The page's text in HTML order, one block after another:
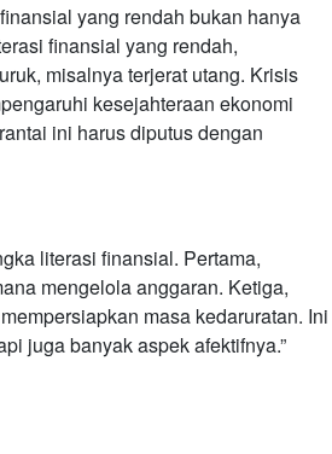
yang rendah bukan hanya
finansial yang rendah,
misalnya terjerat utang. Krisis
kesejahteraan ekonomi
ini harus diputus dengan
literasi finansial. Pertama,
mengelola anggaran. Ketiga,
masa kedaruratan. Ini
juga banyak aspek afektifnya.”